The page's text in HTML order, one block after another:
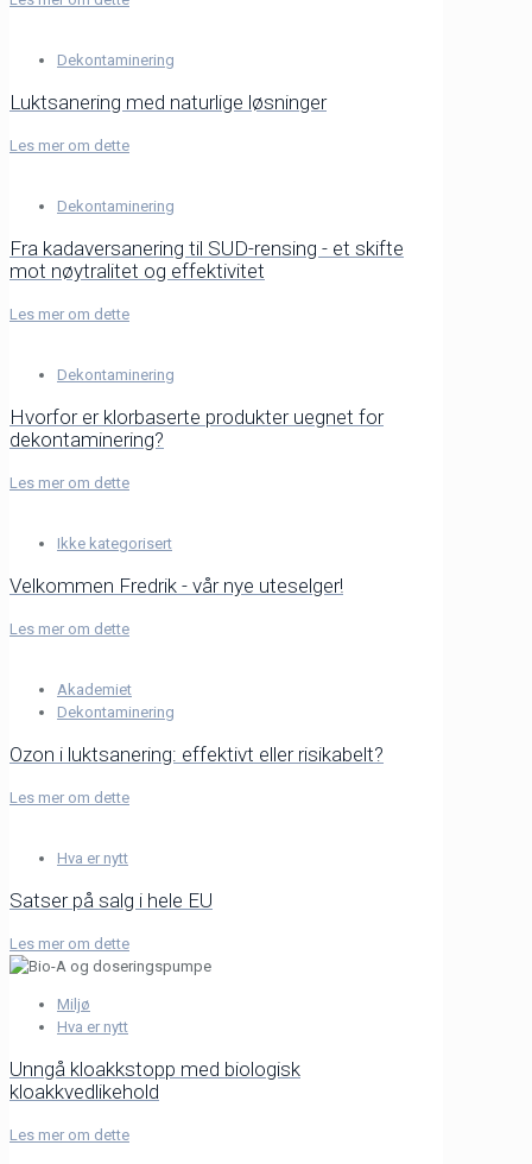
Dekontaminering
Luktsanering med naturlige løsninger
Les mer om dette
Dekontaminering
Fra kadaversanering til SUD-rensing - et skifte
mot nøytralitet og effektivitet
Les mer om dette
Dekontaminering
Hvorfor er klorbaserte produkter uegnet for
dekontaminering?
Les mer om dette
Ikke kategorisert
Velkommen Fredrik - vår nye uteselger!
Les mer om dette
Akademiet
Dekontaminering
Ozon i luktsanering: effektivt eller risikabelt?
Les mer om dette
Hva er nytt
Satser på salg i hele EU
Les mer om dette
Miljø
Hva er nytt
Unngå kloakkstopp med biologisk
kloakkvedlikehold
Les mer om dette